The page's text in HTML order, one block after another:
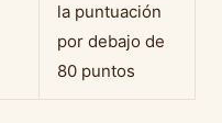
la puntuación
por debajo de
80 puntos